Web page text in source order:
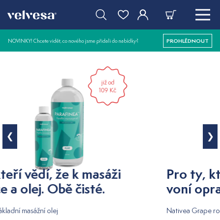
NOVINKY! Chcete vidět, co nového jsme přidali do nabídky? PROHLÉDNOUT
Pro ty, kteří nezapomněli, jak
voní opravdové ovoce.
Nativea Grape rostlinný masážní olej